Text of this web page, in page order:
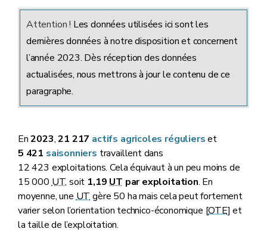
Attention ! Les données utilisées ici sont les
dernières données à notre disposition et concernent
l’année 2023. Dès réception des données
actualisées, nous mettrons à jour le contenu de ce
paragraphe.
En2023,21 217 actifs agricoles régulierset
5 421 saisonniers travaillent dans
12 423 exploitations. Cela équivaut à un peu moins de
15 000UT, soit 1,19UT par exploitation. En
moyenne, uneUTgère 50 ha mais cela peut fortement
varier selon l’orientation technico-économique [OTE] et
la taille de l’exploitation.